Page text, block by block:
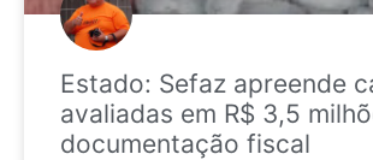
Estado: Sefaz apreende
avaliadas em R$ 3,5
documentação fiscal